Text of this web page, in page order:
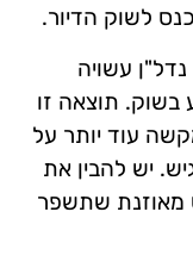
לשוק הדיור.
עשויה
בשוק. תוצאה זו
עוד יותר על
יש להבין את
מאוזנת שתשפר